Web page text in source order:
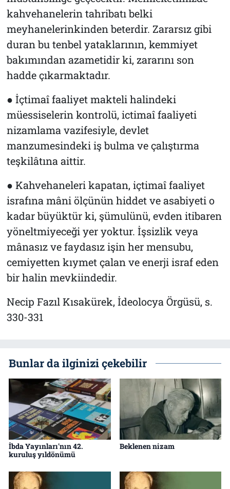
kahvehanelerin tahribatı belki
meyhanelerinkinden beterdir. Zararsız gibi
duran bu tenbel yataklarının, kemmiyet
bakımından azametidir ki, zararını son
hadde çıkarmaktadır.
● İçtimaî faaliyet makteli halindeki
müessiselerin kontrolü, ictimaî faaliyeti
nizamlama vazifesiyle, devlet
manzumesindeki iş bulma ve çalıştırma
teşkilâtına aittir.
● Kahvehaneleri kapatan, içtimaî faaliyet
israfına mâni ölçünün hiddet ve asabiyeti o
kadar büyüktür ki, şümulünü, evden itibaren
yöneltmiyeceği yer yoktur. İşsizlik veya
mânasız ve faydasız işin her mensubu,
cemiyetten kıymet çalan ve enerji israf eden
bir halin mevkiindedir.
Necip Fazıl Kısakürek, İdeolocya Örgüsü, s.
330-331
Bunlar da ilginizi çekebilir
İbda Yayınları'nın 42.
kuruluş yıldönümü
Beklenen nizam